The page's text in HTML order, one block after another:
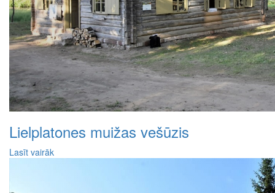
Lielplatones muižas vešūzis
Lasīt vairāk